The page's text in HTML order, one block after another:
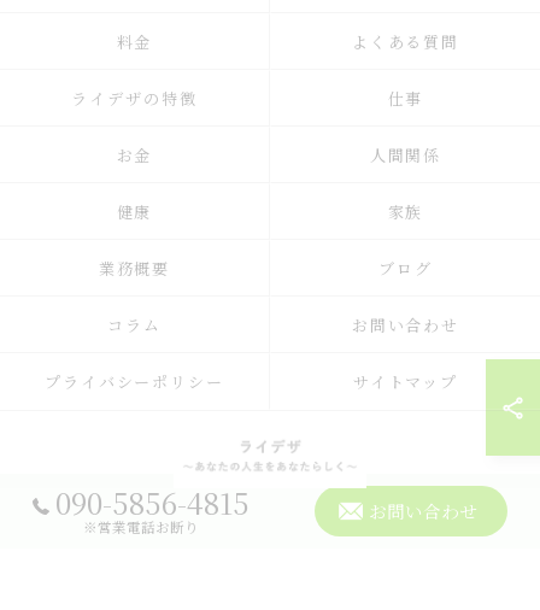
090-5856-4815
※営業電話お断り
お問い合わせ
料金 よくある質問
ライデザの特徴 仕事
お金 人間関係
健康 家族
業務概要 ブログ
コラム お問い合わせ
プライバシーポリシー サイトマップ
© 2026 占いのメンタルサポートならライデザ ALL RIGHTS RESERVED.